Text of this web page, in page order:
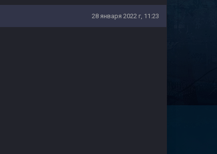
28 января 2022 г, 11:23